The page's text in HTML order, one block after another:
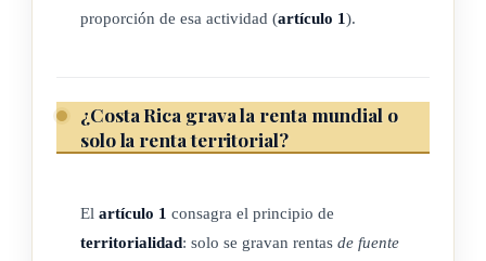
En caso de entidades no domiciliadas que ostenten cédula
eliminación de la cédula jurídica que se les emitió, sin
perjuicio de que se mantenga la validez de cualquier acto o
cédula.
(Así reformado el inciso a) anterior por el artículo 1° de la
proporción de esa actividad (artículo 1).
¿Costa Rica grava la renta mundial o
solo la renta territorial?
El artículo 1 consagra el principio de
territorialidad: solo se gravan rentas de fuente